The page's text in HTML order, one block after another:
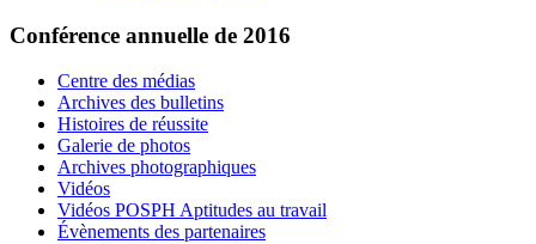
Conférence annuelle de 2016
Centre des médias
Archives des bulletins
Histoires de réussite
Galerie de photos
Archives photographiques
Vidéos
Vidéos POSPH Aptitudes au travail
Évènements des partenaires